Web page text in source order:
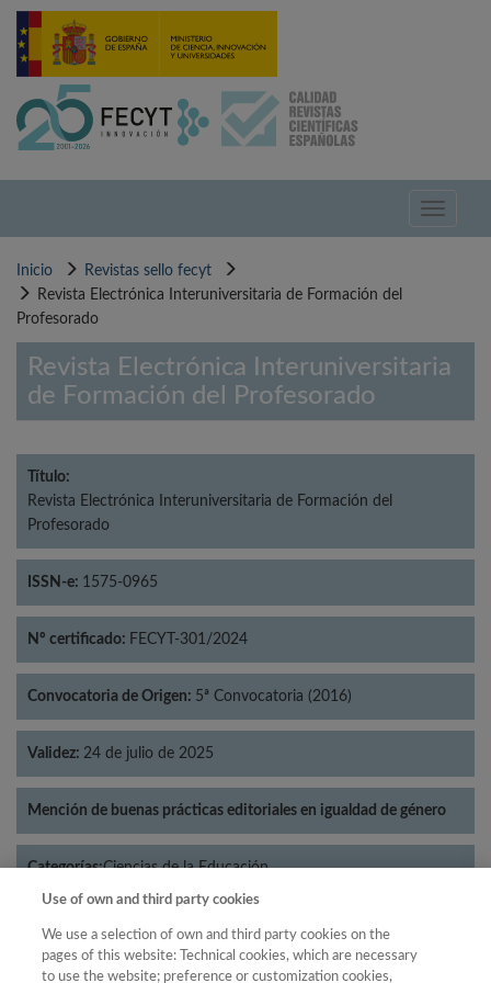
Pasar
contenido
Toggle
Inicio
Revistas sello fecyt
Revista Electrónica Interuniversitaria de Formación del
Profesorado
Revista Electrónica Interuniversitaria
de Formación del Profesorado
Título:
Revista Electrónica Interuniversitaria de Formación del
Profesorado
ISSN-e: 1575-0965
Nº certificado: FECYT-301/2024
Convocatoria de Origen: 5ª Convocatoria (2016)
Validez: 24 de julio de 2025
Mención de buenas prácticas editoriales en igualdad de género
Categorías:Ciencias de la Educación
Use of own and third party cookies
We use a selection of own and third party cookies on the
pages of this website: Technical cookies, which are necessary
to use the website; preference or customization cookies,